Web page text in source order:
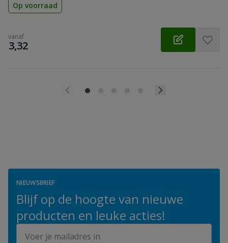
Op voorraad
vanaf
€
3,32
NIEUWSBRIEF
Blijf op de hoogte van nieuwe
producten en leuke acties!